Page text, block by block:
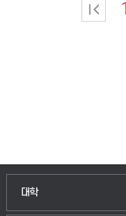
1
대학
인문융합공공인재학부